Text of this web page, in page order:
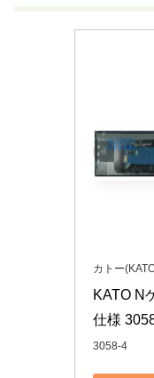
カトー
KATO N
仕様
3058-4